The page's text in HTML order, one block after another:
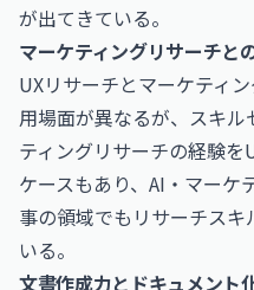
が出てきている。
マーケティングリサーチと
UXリサーチとマーケティ
用場面が異なるが、スキ
ティングリサーチの経験
ケースもあり、 AI・マーケ
事の領域でもリサーチス
いる。
文書作成力とドキュメント